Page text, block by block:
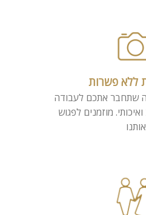
ללא פשרות
שתחבר אתכם לעבודה
מוזמנים לפגוש
אותנו